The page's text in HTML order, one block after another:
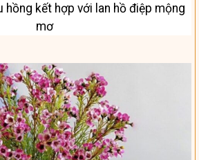
hồng kết hợp với lan hồ điệp mộng
mơ